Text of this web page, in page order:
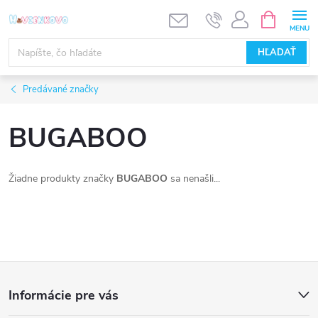
na
obsah
HĽADAŤ
KOŠÍK
Predávané značky
BUGABOO
Žiadne produkty značky BUGABOO sa nenašli...
Informácie pre vás